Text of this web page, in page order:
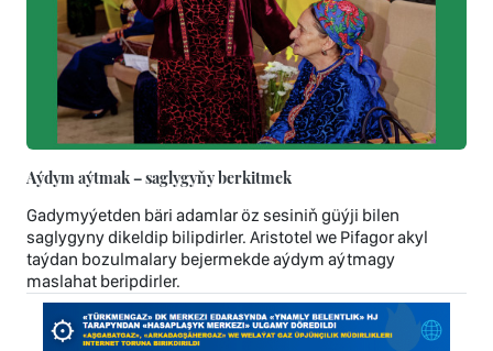
Aýdym aýtmak – saglygyňy berkitmek
Gadymyýetden bäri adamlar öz sesiniň güýji bilen
saglygyny dikeldip bilipdirler. Aristotel we Pifagor akyl
taýdan bozulmalary bejermekde aýdym aýtmagy
maslahat beripdirler.